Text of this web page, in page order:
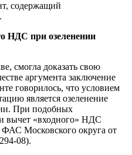
содержащий
НДС при озеленении
смогла доказать свою
аргумента заключение
говорилось, что условием
является озеленение
При подобных
вычет «входного» НДС
Московского округа от
08).